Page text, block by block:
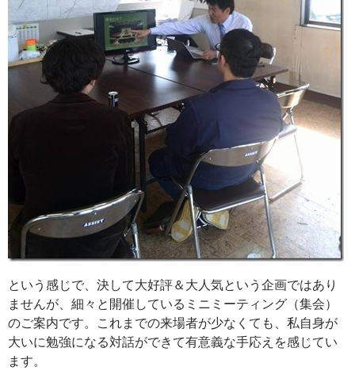
という感じで、決して大好評＆大人気という企画ではあり
ませんが、細々と開催しているミニミーティング（集会）
のご案内です。これまでの来場者が少なくても、私自身が
大いに勉強になる対話ができて有意義な手応えを感じてい
ます。